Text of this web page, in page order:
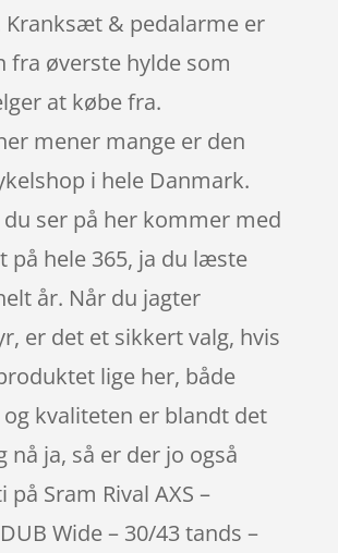
& pedalarme er
fra øverste hylde som
at købe fra.
mener mange er den
i hele Danmark.
ser på her kommer med
på hele 365, ja du læste
år. Når du jagter
er det et sikkert valg, hvis
lige her, både
kvaliteten er blandt det
nå ja, så er der jo også
Sram Rival AXS –
Wide – 30/43 tands –